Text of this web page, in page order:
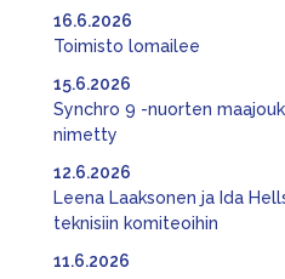
Toimisto lomailee
16.6.2026
Synchro 9 -nuorten
nimetty
15.6.2026
Leena Laaksonen ja Ida
teknisiin komiteoihin
12.6.2026
11.6.2026